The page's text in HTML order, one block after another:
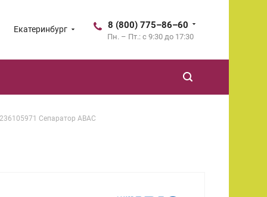
Екатеринбург 8 (800) 775–86–60
Пн. – Пт.: с 9:30 до 17:30
Сепаратор ABAC